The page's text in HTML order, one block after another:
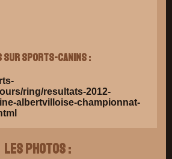
sur Sports-Canins :
ring/resultats-2012-
albertvilloise-championnat-
Les photos :